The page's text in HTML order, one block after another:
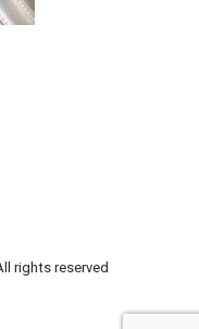
rights reserved